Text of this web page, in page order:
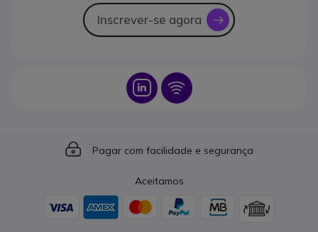
Inscrever-se agora icon
Icon Icon
Icon
Pagar com facilidade e segurança
Aceitamos